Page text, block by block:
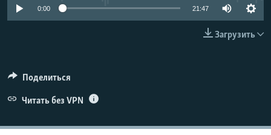
ПОБЕДИТЕЛЕЙ НЕ СУДЯТ?
УКРАИНСКАЯ ПРОБЛЕМА КРЫМА
ПРИСОЕДИНЯЙТЕСЬ!
Все сайты RFE/RL
0:00 21:47
Загрузить
Поделиться
Читать без VPN